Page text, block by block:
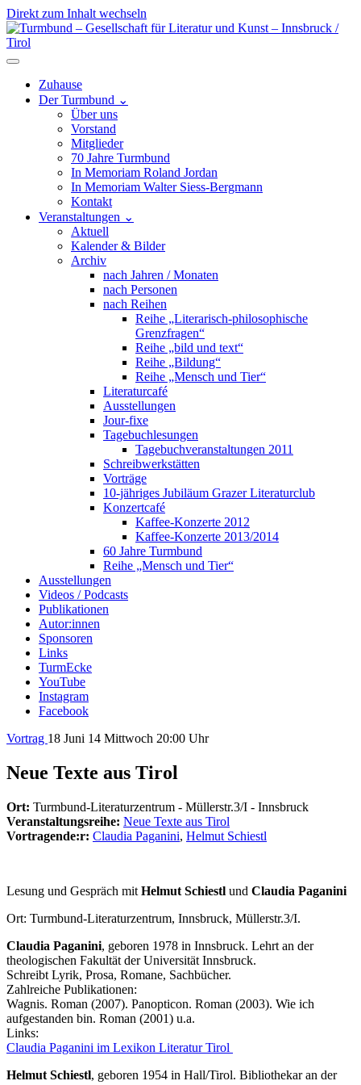
Direkt zum Inhalt wechseln
Hauptnavigation
Zuhause
Der Turmbund ⌄
Über uns
Vorstand
Mitglieder
70 Jahre Turmbund
In Memoriam Roland Jordan
In Memoriam Walter Siess-Bergmann
Kontakt
Veranstaltungen ⌄
Aktuell
Kalender & Bilder
Archiv
nach Jahren / Monaten
nach Personen
nach Reihen
Reihe „Literarisch-philosophische
Grenzfragen“
Reihe „bild und text“
Reihe „Bildung“
Reihe „Mensch und Tier“
Literaturcafé
Ausstellungen
Jour-fixe
Tagebuchlesungen
Tagebuchveranstaltungen 2011
Schreibwerkstätten
Vorträge
10-jähriges Jubiläum Grazer Literaturclub
Konzertcafé
Kaffee-Konzerte 2012
Kaffee-Konzerte 2013/2014
60 Jahre Turmbund
Reihe „Mensch und Tier“
Ausstellungen
Videos / Podcasts
Publikationen
Autor:innen
Sponsoren
Links
TurmEcke
YouTube
Instagram
Facebook
Vortrag 18 Juni 14 Mittwoch 20:00 Uhr
Neue Texte aus Tirol
Ort: Turmbund-Literaturzentrum - Müllerstr.3/I - Innsbruck
Veranstaltungsreihe: Neue Texte aus Tirol
Vortragende:r: Claudia Paganini, Helmut Schiestl
Lesung und Gespräch mit Helmut Schiestl und Claudia Paganini
Ort: Turmbund-Literaturzentrum, Innsbruck, Müllerstr.3/I.
Claudia Paganini, geboren 1978 in Innsbruck. Lehrt an der
theologischen Fakultät der Universität Innsbruck.
Schreibt Lyrik, Prosa, Romane, Sachbücher.
Zahlreiche Publikationen:
Wagnis. Roman (2007). Panopticon. Roman (2003). Wie ich
aufgestanden bin. Roman (2001) u.a.
Links:
Claudia Paganini im Lexikon Literatur Tirol
Helmut Schiestl, geboren 1954 in Hall/Tirol. Bibliothekar an der